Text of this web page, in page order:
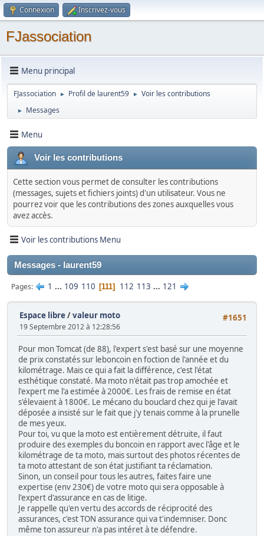
Connexion Inscrivez-vous
FJassociation
Menu principal
FJassociation ► Profil de laurent59 ► Voir les contributions
► Messages
Menu
Voir les contributions
Cette section vous permet de consulter les contributions
(messages, sujets et fichiers joints) d'un utilisateur. Vous ne
pourrez voir que les contributions des zones auxquelles vous
avez accès.
Voir les contributions Menu
Messages - laurent59
Pages 1 ... 109 110 111 112 113 ... 121
#1651
Espace libre/valeur moto
19 Septembre 2012 à 12:28:56
Pour mon Tomcat (de 88), l'expert s'est basé sur une moyenne
de prix constatés sur leboncoin en foction de l'année et du
kilométrage. Mais ce qui a fait la différence, c'est l'état
esthétique constaté. Ma moto n'était pas trop amochée et
l'expert me l'a estimée à 2000€. Les frais de remise en état
s'élevaient à 1800€. Le mécano du bouclard chez qui je l'avait
déposée a insisté sur le fait que j'y tenais comme à la prunelle
de mes yeux.
Pour toi, vu que la moto est entièrement détruite, il faut
produire des exemples du boncoin en rapport avec l'âge et le
kilométrage de ta moto, mais surtout des photos récentes de
ta moto attestant de son état justifiant ta réclamation.
Sinon, un conseil pour tous les autres, faites faire une
expertise (env 230€) de votre moto qui sera opposable à
l'expert d'assurance en cas de litige.
Je rappelle qu'en vertu des accords de réciprocité des
assurances, c'est TON assurance qui va t'indemniser. Donc
même ton assureur n'a pas intéret à te défendre.